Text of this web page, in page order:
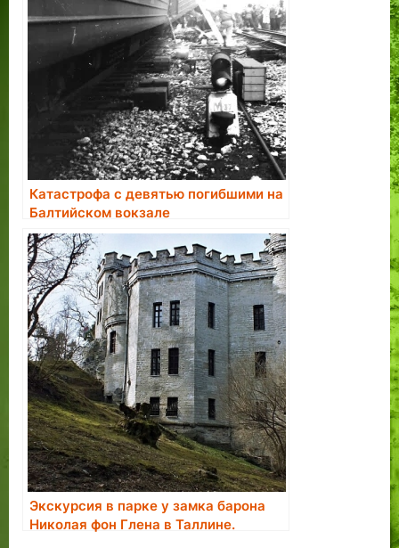
Катастрофа с девятью погибшими на
Балтийском вокзале
Экскурсия в парке у замка барона
Николая фон Глена в Таллине.